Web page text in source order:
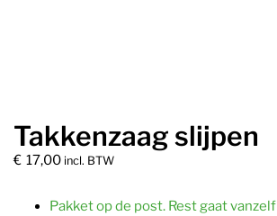
Takkenzaag slijpen
€ 17,00 incl. BTW
Pakket op de post. Rest gaat vanzelf